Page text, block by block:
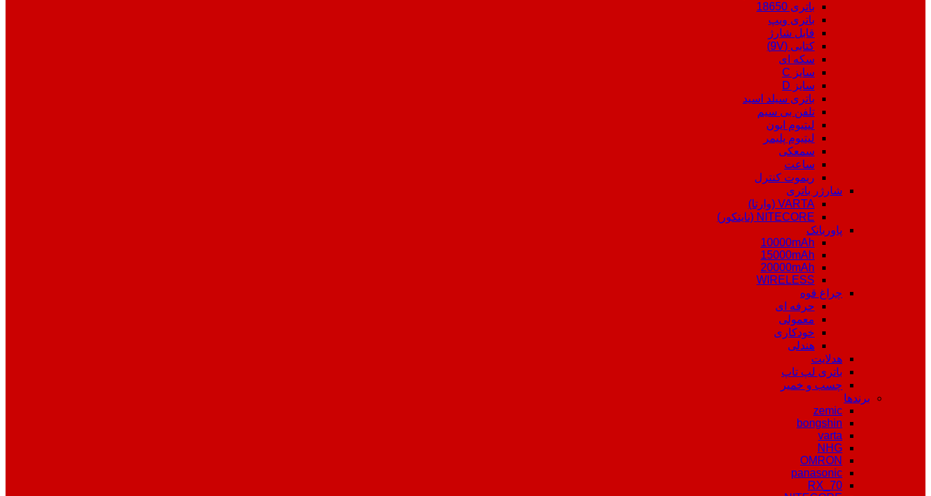
باتری 18650
باتری ویپ
قابل شارژ
کتابی (9V)
سکه ای
سایز C
سایز D
باتری سیلد اسید
تلفن بی سیم
لیتیوم ایون
لیتیوم پلیمر
سمعکی
ساعت
ریموت کنترل
شارژر باتری
VARTA (وارتا)
NITECORE (نایتکور)
پاوربانک
10000mAh
15000mAh
20000mAh
WIRELESS
چراغ قوه
حرفه ای
معمولی
خودکاری
هندلی
هدلایت
باتری لپ تاپ
چسب و خمیر
برندها
zemic
bongshin
varta
NHG
OMRON
panasonic
RX_70